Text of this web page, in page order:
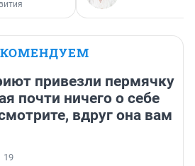
привезли пермячку
почти ничего о себе
вдруг она вам
19